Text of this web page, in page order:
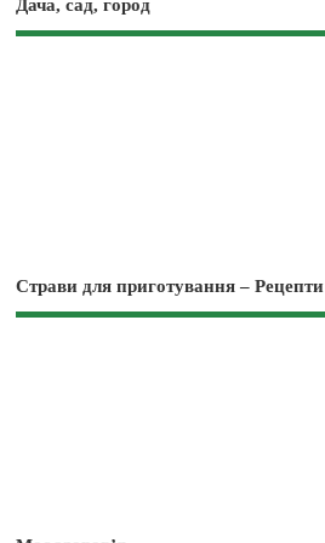
Дача, сад, город
Страви для приготування – Рецепти